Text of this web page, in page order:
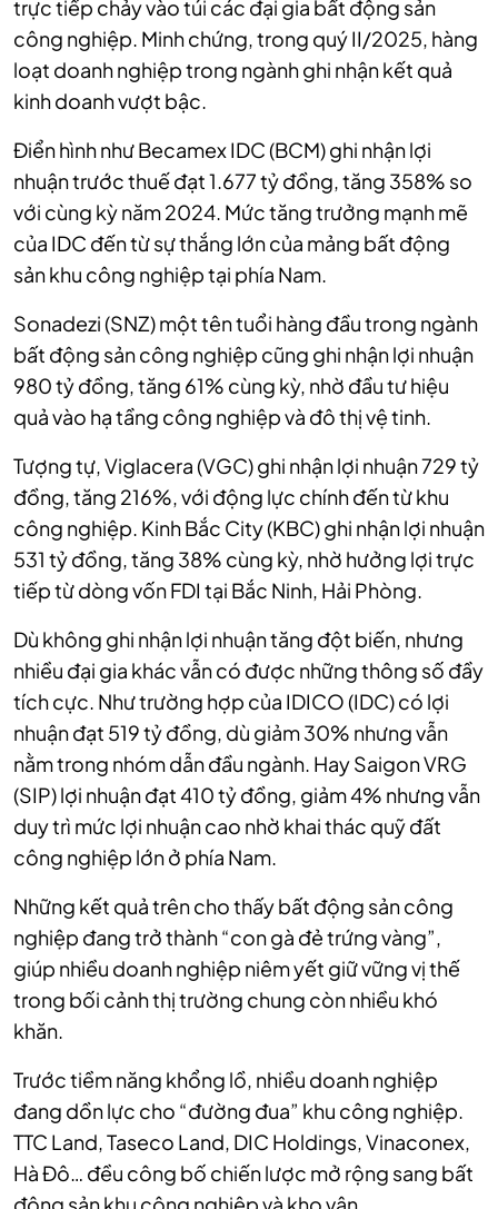
trực tiếp chảy vào túi các đại gia bất động sản
công nghiệp. Minh chứng, trong quý II/2025, hàng
loạt doanh nghiệp trong ngành ghi nhận kết quả
kinh doanh vượt bậc.
Điển hình như Becamex IDC (BCM) ghi nhận lợi
nhuận trước thuế đạt 1.677 tỷ đồng, tăng 358% so
với cùng kỳ năm 2024. Mức tăng trưởng mạnh mẽ
của IDC đến từ sự thắng lớn của mảng bất động
sản khu công nghiệp tại phía Nam.
Sonadezi (SNZ) một tên tuổi hàng đầu trong ngành
bất động sản công nghiệp cũng ghi nhận lợi nhuận
980 tỷ đồng, tăng 61% cùng kỳ, nhờ đầu tư hiệu
quả vào hạ tầng công nghiệp và đô thị vệ tinh.
Tượng tự, Viglacera (VGC) ghi nhận lợi nhuận 729 tỷ
đồng, tăng 216%, với động lực chính đến từ khu
công nghiệp. Kinh Bắc City (KBC) ghi nhận lợi nhuận
531 tỷ đồng, tăng 38% cùng kỳ, nhờ hưởng lợi trực
tiếp từ dòng vốn FDI tại Bắc Ninh, Hải Phòng.
Dù không ghi nhận lợi nhuận tăng đột biến, nhưng
nhiều đại gia khác vẫn có được những thông số đầy
tích cực. Như trường hợp của IDICO (IDC) có lợi
nhuận đạt 519 tỷ đồng, dù giảm 30% nhưng vẫn
nằm trong nhóm dẫn đầu ngành. Hay Saigon VRG
(SIP) lợi nhuận đạt 410 tỷ đồng, giảm 4% nhưng vẫn
duy trì mức lợi nhuận cao nhờ khai thác quỹ đất
công nghiệp lớn ở phía Nam.
Những kết quả trên cho thấy bất động sản công
nghiệp đang trở thành “con gà đẻ trứng vàng”,
giúp nhiều doanh nghiệp niêm yết giữ vững vị thế
trong bối cảnh thị trường chung còn nhiều khó
khăn.
Trước tiềm năng khổng lồ, nhiều doanh nghiệp
đang dồn lực cho “đường đua” khu công nghiệp.
TTC Land, Taseco Land, DIC Holdings, Vinaconex,
Hà Đô… đều công bố chiến lược mở rộng sang bất